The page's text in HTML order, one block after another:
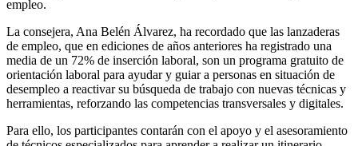
empleo.
La consejera, Ana Belén Álvarez, ha recordado que las lanzaderas
de empleo, que en ediciones de años anteriores ha registrado una
media de un 72% de inserción laboral, son un programa gratuito de
orientación laboral para ayudar y guiar a personas en situación de
desempleo a reactivar su búsqueda de trabajo con nuevas técnicas y
herramientas, reforzando las competencias transversales y digitales.
Para ello, los participantes contarán con el apoyo y el asesoramiento